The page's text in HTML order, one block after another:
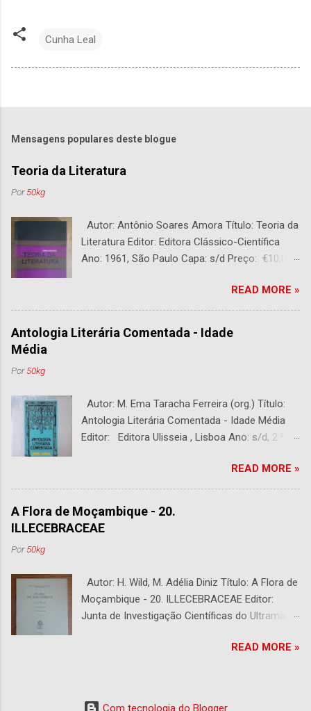
Cunha Leal
Mensagens populares deste blogue
Teoria da Literatura
Por50kg
Autor: Antônio Soares Amora Título: Teoria da
Literatura Editor: Editora Clássico-Científica
Ano: 1961, São Paulo Capa: s/d Preço: €10,00
READ MORE »
Antologia Literária Comentada - Idade
Média
Por50kg
Autor: M. Ema Taracha Ferreira (org.) Título:
Antologia Literária Comentada - Idade Média
Editor: Editora Ulisseia , Lisboa Ano: s/d, 2.ª
Com alguns sublinhados a lapiseira. Usado.
Com 252 páginas.
READ MORE »
A Flora de Moçambique - 20.
ILLECEBRACEAE
Por50kg
Autor: H. Wild, M. Adélia Diniz Título: A Flora de
Moçambique - 20. ILLECEBRACEAE Editor:
Junta de Investigação Científicas do Ultramar -
Fernandes e Editado por E. J. Mendes Ano:
READ MORE »
Com tecnologia do Blogger